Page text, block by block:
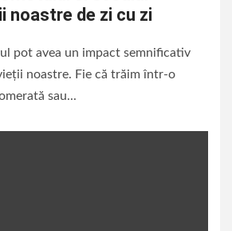
noastre de zi cu zi
pot avea un impact semnificativ
noastre. Fie că trăim într-o
sau...